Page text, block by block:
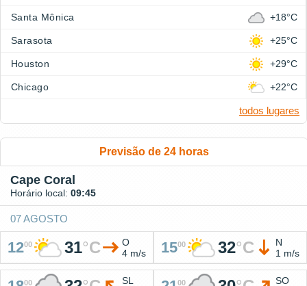
Santa Mônica +18°C
Sarasota +25°C
Houston +29°C
Chicago +22°C
todos lugares
Previsão de 24 horas
Cape Coral
Horário local: 09:45
07 AGOSTO
1200 31°C
O
4 m/s
1500 32°C
N
1 m/s
00
SL
00
SO